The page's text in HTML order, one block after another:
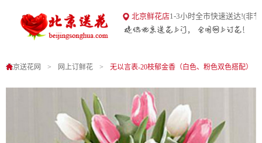
北京送花网
北京鲜花店1-3小时全市快速送达!(非
北京送花网 网上订鲜花 无以言表-20枝郁金香（白色、粉色双色搭配）